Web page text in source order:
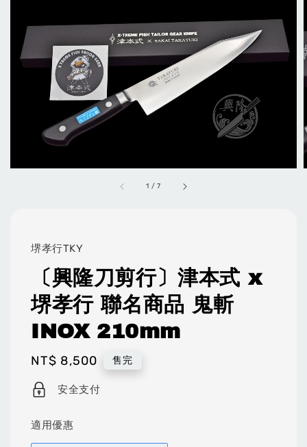
1 /7
堺孝行TKY
〔興隆刀剪行〕津本式 x
堺孝行 聯名商品 鬼斬
INOX 210mm
Regular
price
NT$ 8,500 售完
安全支付
適用優惠